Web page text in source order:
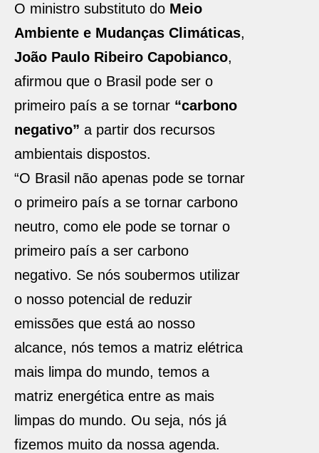
O ministro substituto do Meio
Ambiente e Mudanças Climáticas,
João Paulo Ribeiro Capobianco,
afirmou que o Brasil pode ser o
primeiro país a se tornar “carbono
negativo” a partir dos recursos
ambientais dispostos.
“O Brasil não apenas pode se tornar
o primeiro país a se tornar carbono
neutro, como ele pode se tornar o
primeiro país a ser carbono
negativo. Se nós soubermos utilizar
o nosso potencial de reduzir
emissões que está ao nosso
alcance, nós temos a matriz elétrica
mais limpa do mundo, temos a
matriz energética entre as mais
limpas do mundo. Ou seja, nós já
fizemos muito da nossa agenda.